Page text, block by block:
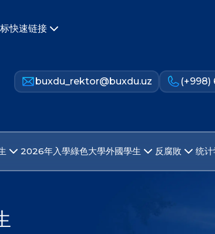
快速链接
buxdu_rektor@buxdu.uz (+998)
2026年入學綠色大學外國學生 反腐敗 统